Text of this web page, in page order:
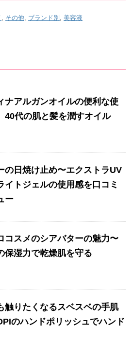
, その他, ブランド別 , 美容液
ナアルガンオイルの便利な使
40代の肌と髪を潤すオイル
の日焼け止め〜エクストラUV
イトジェルの使用感を口コミ
ー
コスメのシアバターの魅力〜
保湿力で乾燥肌を守る
触りたくなるスベスベの手肌
のハンドポリッシュでハンド